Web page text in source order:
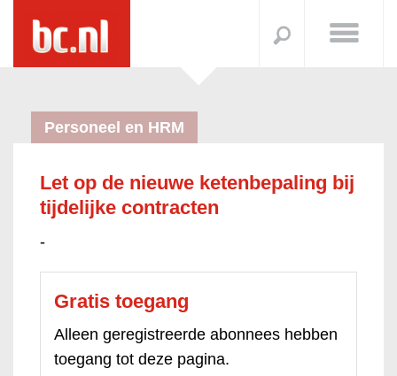
Personeel en HRM
Let op de nieuwe ketenbepaling bij
tijdelijke contracten
-
Gratis toegang
Alleen geregistreerde abonnees hebben
toegang tot deze pagina.